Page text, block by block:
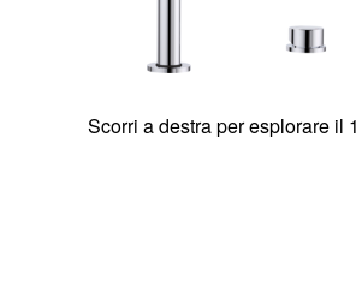
Scorri a destra per esplorare il